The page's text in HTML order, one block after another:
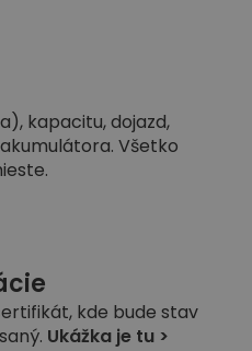
kapacitu, dojazd,
Všetko
kde bude stav
Ukážka je tu >